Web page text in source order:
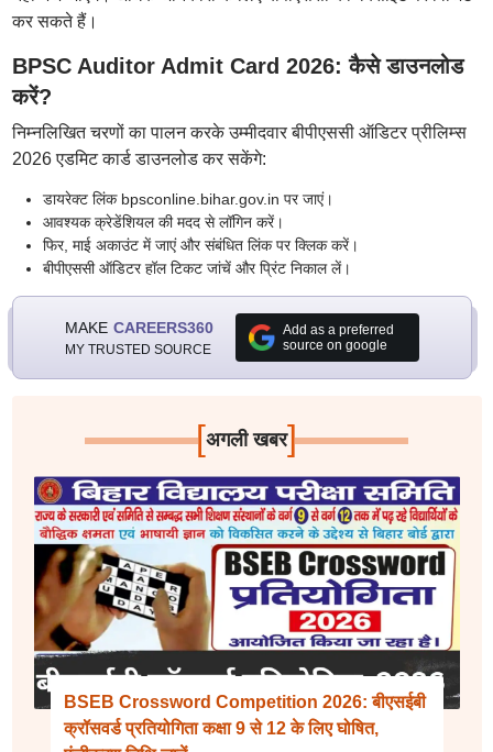
कर सकते हैं।
BPSC Auditor Admit Card 2026: कैसे डाउनलोड
करें?
निम्नलिखित चरणों का पालन करके उम्मीदवार बीपीएससी ऑडिटर प्रीलिम्स
2026 एडमिट कार्ड डाउनलोड कर सकेंगे:
डायरेक्ट लिंक bpsconline.bihar.gov.in पर जाएं।
आवश्यक क्रेडेंशियल की मदद से लॉगिन करें।
फिर, माई अकाउंट में जाएं और संबंधित लिंक पर क्लिक करें।
बीपीएससी ऑडिटर हॉल टिकट जांचें और प्रिंट निकाल लें।
MAKE CAREERS360
MY TRUSTED SOURCE
Add as a preferred
source on google
[अगली खबर]
BSEB Crossword Competition 2026: बीएसईबी
क्रॉसवर्ड प्रतियोगिता कक्षा 9 से 12 के लिए घोषित,